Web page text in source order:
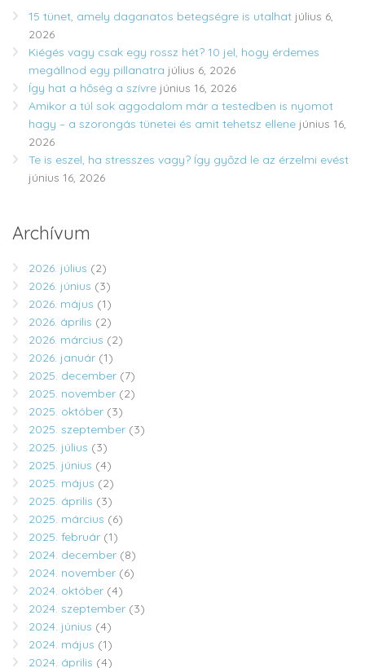
15 tünet, amely daganatos betegségre is utalhat július 6,
2026
Kiégés vagy csak egy rossz hét? 10 jel, hogy érdemes
megállnod egy pillanatra július 6, 2026
Így hat a hőség a szívre június 16, 2026
Amikor a túl sok aggodalom már a testedben is nyomot
hagy – a szorongás tünetei és amit tehetsz ellene június 16,
2026
Te is eszel, ha stresszes vagy? Így győzd le az érzelmi evést
június 16, 2026
Archívum
2026. július (2)
2026. június (3)
2026. május (1)
2026. április (2)
2026. március (2)
2026. január (1)
2025. december (7)
2025. november (2)
2025. október (3)
2025. szeptember (3)
2025. július (3)
2025. június (4)
2025. május (2)
2025. április (3)
2025. március (6)
2025. február (1)
2024. december (8)
2024. november (6)
2024. október (4)
2024. szeptember (3)
2024. június (4)
2024. május (1)
2024. április (4)